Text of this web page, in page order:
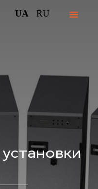
UA RU